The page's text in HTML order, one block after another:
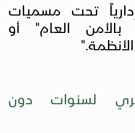
تحت مسميات
بالأمن العام" أو
".
لسنوات دون